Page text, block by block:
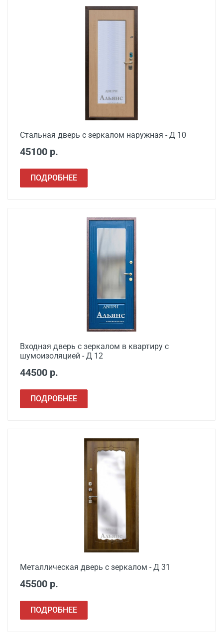
Стальная дверь с зеркалом наружная - Д 10
45100 р.
ПОДРОБНЕЕ
Входная дверь с зеркалом в квартиру с
шумоизоляцией - Д 12
44500 р.
ПОДРОБНЕЕ
Металлическая дверь с зеркалом - Д 31
45500 р.
ПОДРОБНЕЕ